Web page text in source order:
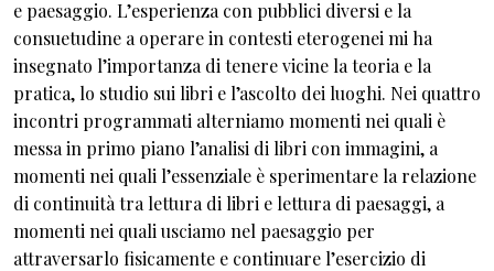
e paesaggio. L’esperienza con pubblici diversi e la
consuetudine a operare in contesti eterogenei mi ha
insegnato l’importanza di tenere vicine la teoria e la
pratica, lo studio sui libri e l’ascolto dei luoghi. Nei quattro
incontri programmati alterniamo momenti nei quali è
messa in primo piano l’analisi di libri con immagini, a
momenti nei quali l’essenziale è sperimentare la relazione
di continuità tra lettura di libri e lettura di paesaggi, a
momenti nei quali usciamo nel paesaggio per
attraversarlo fisicamente e continuare l’esercizio di